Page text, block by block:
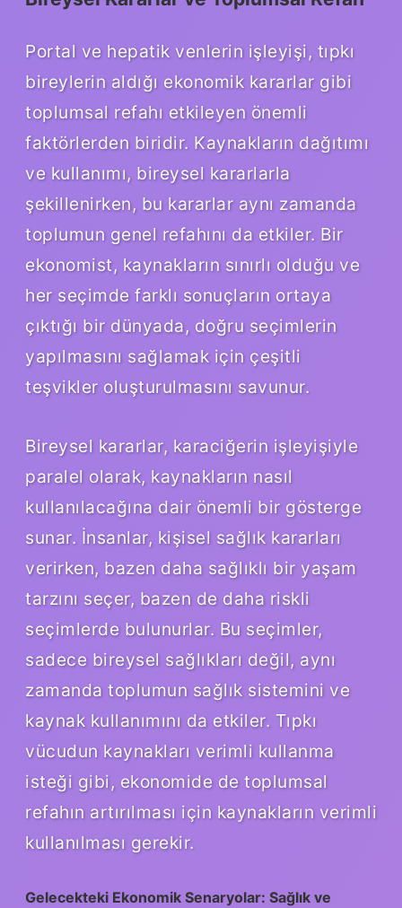
Portal ve hepatik venlerin işleyişi, tıpkı
bireylerin aldığı ekonomik kararlar gibi
toplumsal refahı etkileyen önemli
faktörlerden biridir. Kaynakların dağıtımı
ve kullanımı, bireysel kararlarla
şekillenirken, bu kararlar aynı zamanda
toplumun genel refahını da etkiler. Bir
ekonomist, kaynakların sınırlı olduğu ve
her seçimde farklı sonuçların ortaya
çıktığı bir dünyada, doğru seçimlerin
yapılmasını sağlamak için çeşitli
teşvikler oluşturulmasını savunur.
Bireysel kararlar, karaciğerin işleyişiyle
paralel olarak, kaynakların nasıl
kullanılacağına dair önemli bir gösterge
sunar. İnsanlar, kişisel sağlık kararları
verirken, bazen daha sağlıklı bir yaşam
tarzını seçer, bazen de daha riskli
seçimlerde bulunurlar. Bu seçimler,
sadece bireysel sağlıkları değil, aynı
zamanda toplumun sağlık sistemini ve
kaynak kullanımını da etkiler. Tıpkı
vücudun kaynakları verimli kullanma
isteği gibi, ekonomide de toplumsal
refahın artırılması için kaynakların verimli
kullanılması gerekir.
Gelecekteki Ekonomik Senaryolar: Sağlık ve